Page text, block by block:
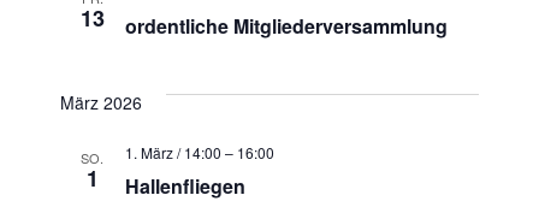
13 ordentliche Mitgliederversammlung
März 2026
SO.
1 Hallenfliegen
1. März / 14:00 – 16:00